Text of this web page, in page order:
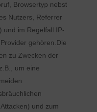
Browsertyp nebst
Nutzers, Referrer
und im Regelfall IP-
gehören.Die
zu Zwecken der
um eine
und zum